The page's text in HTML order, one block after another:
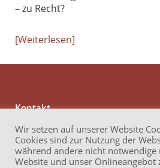
– zu Recht?
Weiterlesen
Kontakt
Anwaltskanzlei Reichert
Brüder-Grimm-Straße 13
60314 Frankfurt am Main
Telefon: +49 69 17 32 62 740
Wir setzen auf unserer Website
Cookies sind zur Nutzung der
während andere nicht notwendige
Website und unser Onlineangebot